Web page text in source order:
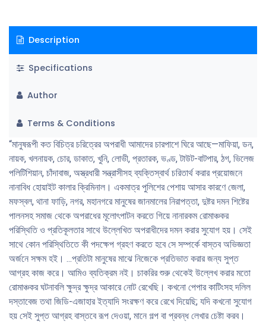
Description
Specifications
Author
Terms & Conditions
“মানুষরূপী কত বিচিত্র চরিত্রের অপরাধী আমাদের চারপাশে ঘিরে আছে—মাফিয়া, ডন,
নায়ক, খলনায়ক, চোর, ডাকাত, খুনি, লােভী, প্রতারক, ভণ্ড, টাউট-বাটপার, ঠগ, ভিলেজ
পলিটিশিয়ান, চাঁদাবাজ, অস্ত্রধারী সন্ত্রাসীসহ ব্যক্তিস্বার্থ চরিতার্থ করার প্রয়ােজনে
নানাবিধ হােয়াইট কালার ক্রিমিনাল। একমাত্র পুলিশের পেশায় আসার কারণে জেলা,
মফস্বল, থানা ফাড়ি, নগর, মহানগরে মানুষের জানমালের নিরাপত্তা, দুষ্টর দমন শিষ্টের
পালনসহ সমাজ থেকে অপরাধের মূলােৎপাটন করতে গিয়ে নানারকম রােমাঞ্চকর
পরিস্থিতি ও প্রতিকূলতার সাথে উল্লেখিত অপরাধীদের দমন করার সুযােগ হয়। সেই
সাথে কোন পরিস্থিতিতে কী পদক্ষেপ গ্রহণ করতে হবে সে সম্পর্কে বাস্তব অভিজ্ঞতা
অর্জনে সক্ষম হই। ...প্রতিটা মানুষের মাঝে নিজেকে প্রতিভাত করার জন্য সুপ্ত
আগ্রহ কাজ করে। আমিও ব্যতিক্রম নই। চাকরির শুরু থেকেই উল্লেখ করার মতাে
রােমাঞ্চকর ঘটনাবলি ক্ষুদ্র ক্ষুদ্র আকারে নােট রেখেছি। কখনাে পেপার কাটিংসহ দলিল
দস্তাবেজ তথা জিডি-এজাহার ইত্যাদি সংরক্ষণ করে রেখে দিয়েছি; যদি কখনাে সুযােগ
হয় সেই সুপ্ত আগ্রহ বাস্তবে রূপ দেওয়া, মানে গল্প বা প্রবন্ধ লেখার চেষ্টা করব।